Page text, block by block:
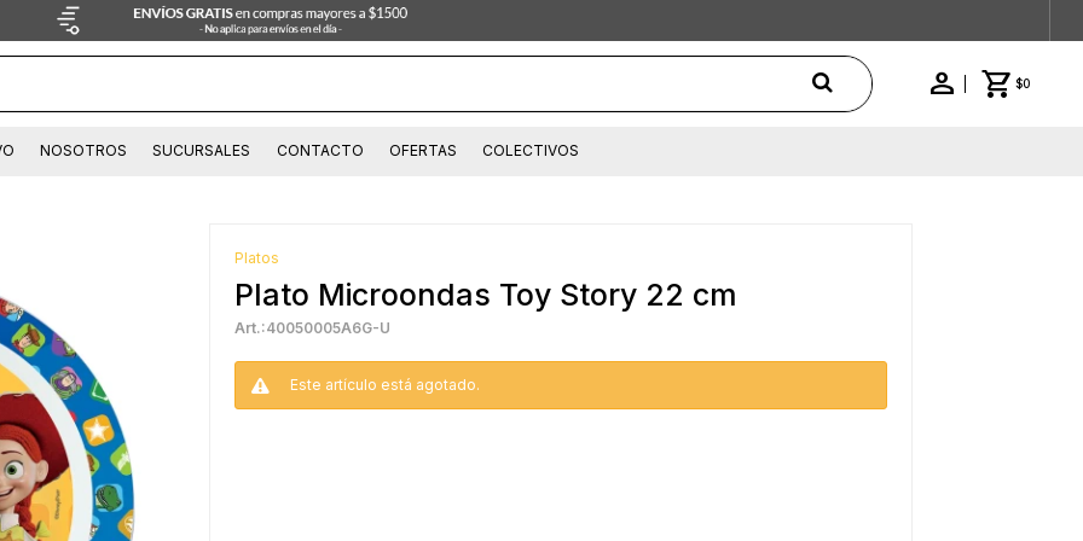
$0
NOSOTROS SUCURSALES CONTACTO OFERTAS COLECTIVOS
Platos
Plato Microondas Toy Story 22 cm
40050005A6G-U
Este artículo está agotado.